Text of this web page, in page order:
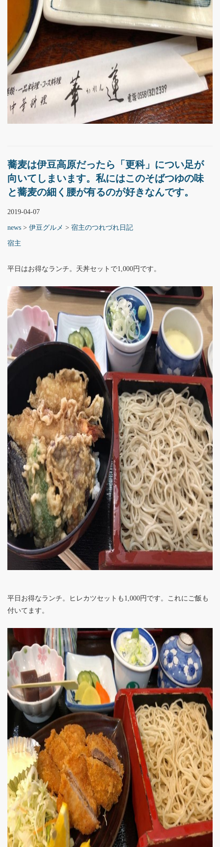
蕎麦は伊豆高原だったら「更科」につい足が
向いてしまいます。私にはこのそばつゆの味
と蕎麦の細く腰が有るのが好きなんです。
2019-04-07
news > 伊豆グルメ > 宿主のつれづれ日記
宿主
平日はお得なランチ。天丼セットで1,000円です。
平日お得なランチ。ヒレカツセットも1,000円です。これにご飯も
付いてます。